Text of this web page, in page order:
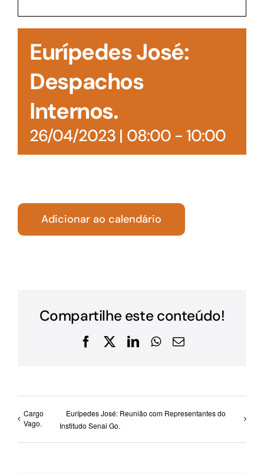
Acesso à Informação
Eurípedes José:
Despachos
Internos.
26/04/2023 | 08:00- 10:00
Adicionar ao calendário
Compartilhe este conteúdo!
Facebook
X LinkedInWhatsApp
E-
Cargo
Vago.
Eurípedes José: Reunião com Representantes do
Institudo Senai Go.